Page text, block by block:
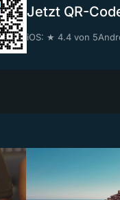
Jetzt QR-
iOS: ★ 4.4 von 5